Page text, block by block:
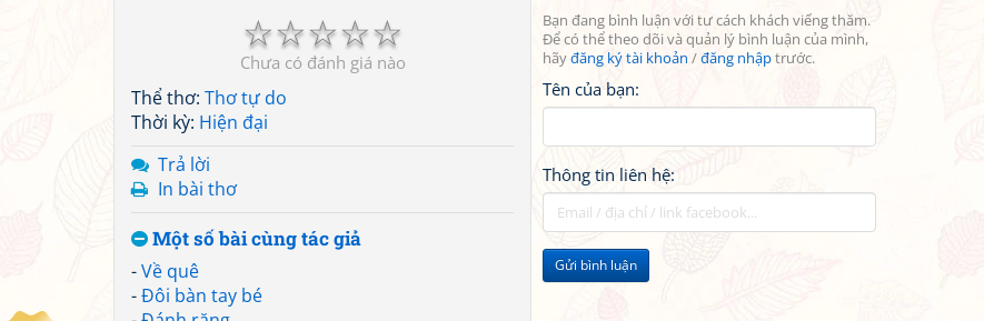
Bạn đang bình luận với tư cách khách viếng thăm.
Để có thể theo dõi và quản lý bình luận của mình,
hãyđăng ký tài khoản /đăng nhậptrước.
Tên của bạn:
Thông tin liên hệ:
Gửi bình luận
☆
☆
☆
☆
☆
Chưa có đánh giá nào
Thể thơ: Thơ tự do
Thời kỳ: Hiện đại
Trả lời
In bài thơ
Một số bài cùng tác giả
-Về quê
-Đôi bàn tay bé